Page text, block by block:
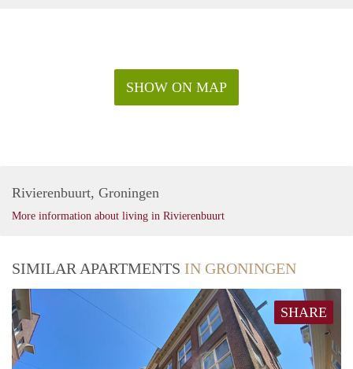
SHOW ON MAP
Rivierenbuurt, Groningen
More information about living in Rivierenbuurt
SIMILAR APARTMENTS IN GRONINGEN
SHARE